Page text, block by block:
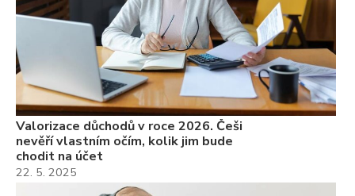
Valorizace důchodů v roce 2026. Češi
nevěří vlastním očím, kolik jim bude
chodit na účet
22. 5. 2025